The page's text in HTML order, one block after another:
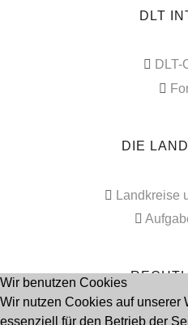
DLT
DLT-
DIE
Landkreise
Wir benutzen Cookies
Wir nutzen Cookies auf unserer
essenziell für den Betrieb der